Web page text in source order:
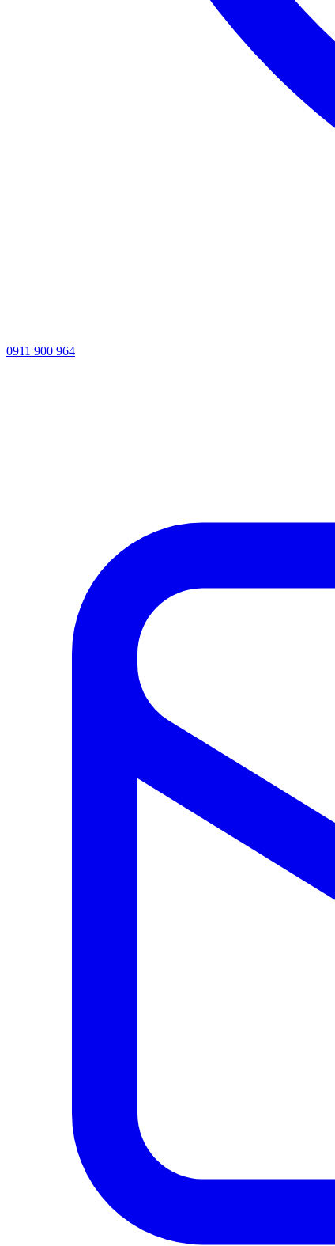
0911 900 964